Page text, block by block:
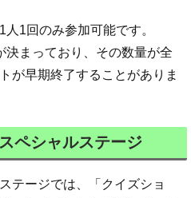
1回のみ参加可能です。
まっており、その数量が全
が早期終了することがありま
ペシャルステージ
テージでは、「クイズショ